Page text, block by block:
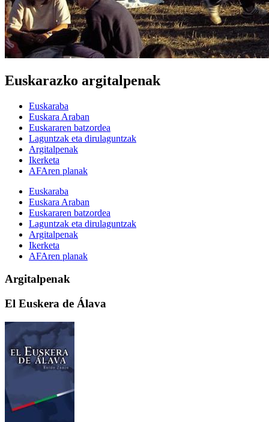
Euskarazko argitalpenak
Euskaraba
Euskara Araban
Euskararen batzordea
Laguntzak eta dirulaguntzak
Argitalpenak
Ikerketa
AFAren planak
Euskaraba
Euskara Araban
Euskararen batzordea
Laguntzak eta dirulaguntzak
Argitalpenak
Ikerketa
AFAren planak
Argitalpenak
El Euskera de Álava